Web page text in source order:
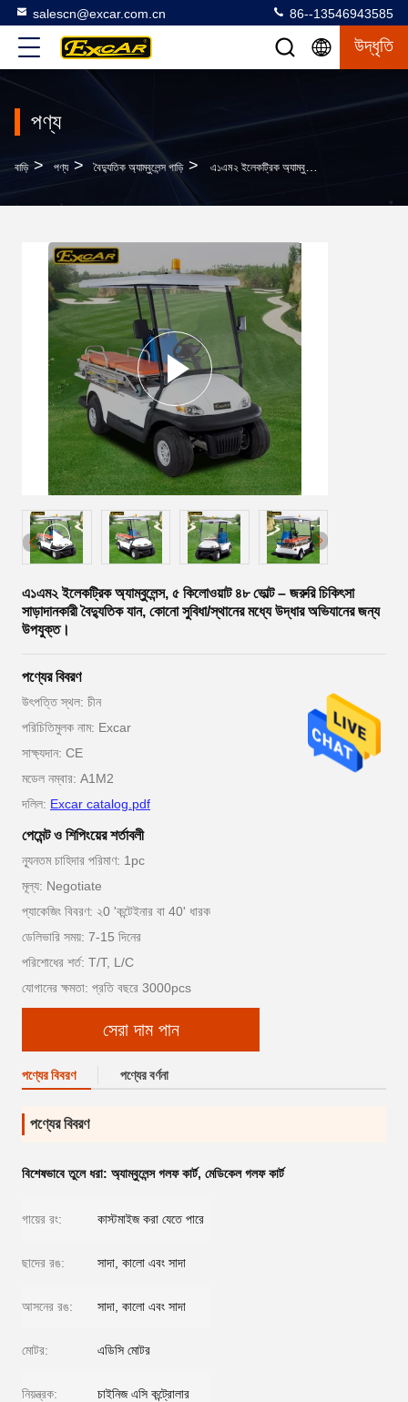
salescn@excar.com.cn 86--13546943585
উদ্ধৃতি
পণ্য
বাড়ি > পণ্য > বৈদ্যুতিক অ্যাম্বুলেন্স গাড়ি > এ১এম২ ইলেকট্রিক অ্যাম্বুলেন্স, ৫ কিলোওয়াট ৪৮ ভোল্ট – জরুরি চিকিৎসা সাড়াদানকারী বৈদ্যুতিক যান, কোনো সুবিধা/স্থানের মধ্যে উদ্ধার অভিযানের জন্য উপযুক্ত।
এ১এম২ ইলেকট্রিক অ্যাম্বুলেন্স, ৫ কিলোওয়াট ৪৮ ভোল্ট – জরুরি চিকিৎসা
সাড়াদানকারী বৈদ্যুতিক যান, কোনো সুবিধা/স্থানের মধ্যে উদ্ধার অভিযানের জন্য
উপযুক্ত।
পণ্যের বিবরণ
উৎপত্তি স্থল: চীন
পরিচিতিমুলক নাম: Excar
সাক্ষ্যদান: CE
মডেল নম্বার: A1M2
দলিল: Excar catalog.pdf
পেমেন্ট ও শিপিংয়ের শর্তাবলী
ন্যূনতম চাহিদার পরিমাণ: 1pc
মূল্য: Negotiate
প্যাকেজিং বিবরণ: ২0 'কন্টেইনার বা 40' ধারক
ডেলিভারি সময়: 7-15 দিনের
পরিশোধের শর্ত: T/T, L/C
যোগানের ক্ষমতা: প্রতি বছরে 3000pcs
সেরা দাম পান
পণ্যের বিবরণ পণ্যের বর্ণনা
পণ্যের বিবরণ
বিশেষভাবে তুলে ধরা: অ্যাম্বুলেন্স গলফ কার্ট, মেডিকেল গলফ কার্ট
গায়ের রং: কাস্টমাইজ করা যেতে পারে
ছাদের রঙ: সাদা, কালো এবং সাদা
আসনের রঙ: সাদা, কালো এবং সাদা
মোটর: এডিসি মোটর
নিয়ন্ত্রক: চাইনিজ এসি কন্ট্রোলার